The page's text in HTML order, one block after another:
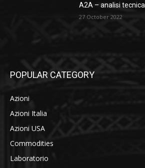
A2A – analisi tecnica
27 October 2022
POPULAR CATEGORY
Azioni
Azioni Italia
Azioni USA
Commodities
Laboratorio